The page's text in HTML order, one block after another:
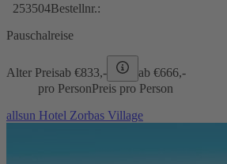
253504Bestellnr.:
Pauschalreise
Alter Preisab €833,- ab €666,-
pro PersonPreis pro Person
allsun Hotel Zorbas Village